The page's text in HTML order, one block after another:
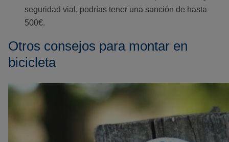
seguridad vial, podrías tener una sanción de hasta
500€.
Otros consejos para montar en
bicicleta